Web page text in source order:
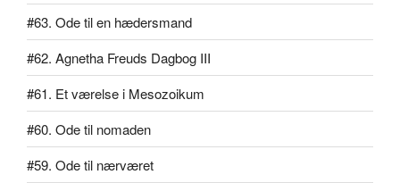
#63. Ode til en hædersmand
#62. Agnetha Freuds Dagbog III
#61. Et værelse i Mesozoikum
#60. Ode til nomaden
#59. Ode til nærværet